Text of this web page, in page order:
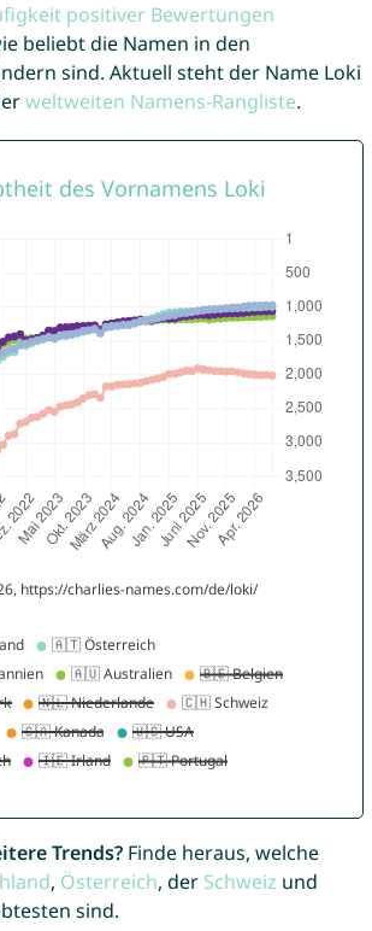
positiver Bewertungen
beliebt die Namen in den
sind. Aktuell steht der Name Loki
weltweiten Namens-Rangliste.
Trends?Finde heraus, welche
, Österreich, der Schweiz und
sind.